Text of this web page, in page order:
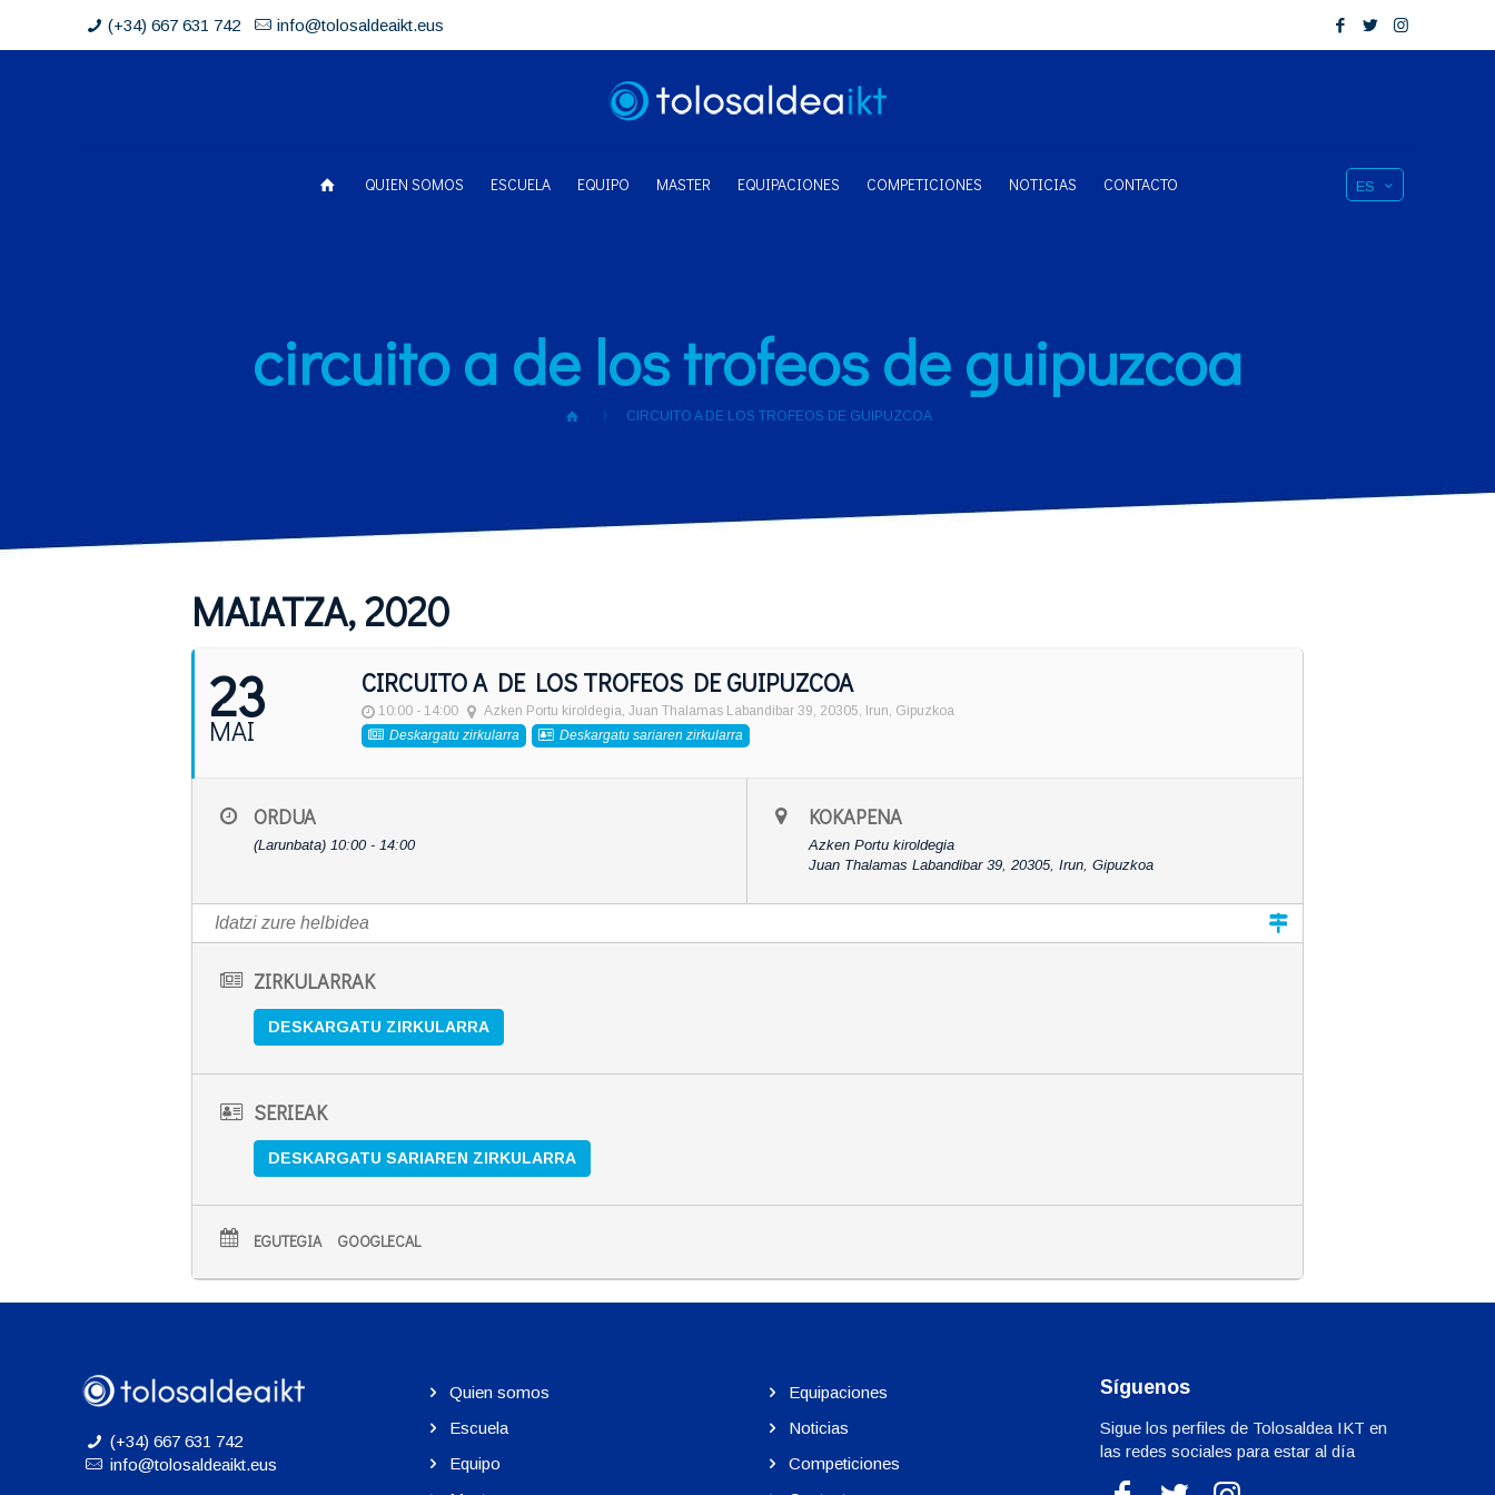
(+34) 667 631 742 info@tolosaldeaikt.eus
QUIEN SOMOS ESCUELA EQUIPO MASTER EQUIPACIONES COMPETICIONES NOTICIAS CONTACTO ES
circuito a de los trofeos de guipuzcoa
CIRCUITO A DE LOS TROFEOS DE GUIPUZCOA
MAIATZA, 2020
23
MAI
CIRCUITO A DE LOS TROFEOS DE GUIPUZCOA
10:00 - 14:00 Azken Portu kiroldegia, Juan Thalamas Labandibar 39, 20305, Irun, Gipuzkoa
Deskargatu zirkularra
Deskargatu sariaren zirkularra
ORDUA
(Larunbata) 10:00 - 14:00
KOKAPENA
Azken Portu kiroldegia
Juan Thalamas Labandibar 39, 20305, Irun, Gipuzkoa
ZIRKULARRAK
DESKARGATU ZIRKULARRA
SERIEAK
DESKARGATU SARIAREN ZIRKULARRA
EGUTEGIA GOOGLECAL
(+34) 667 631 742
info@tolosaldeaikt.eus
Quien somos
Escuela
Equipo
Equipaciones
Noticias
Competiciones
Síguenos
Sigue los perfiles de Tolosaldea IKT en
las redes sociales para estar al día